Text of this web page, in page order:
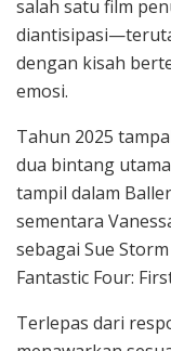
salah satu film
dengan kisah
emosi.
Tahun 2025
dua bintang
tampil dalam
sementara
sebagai Sue
Fantastic Four:
Terlepas dari